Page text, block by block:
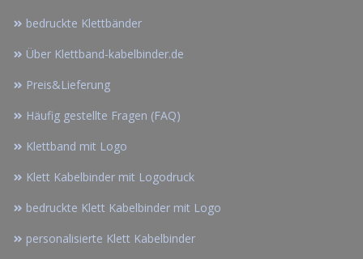
bedruckte Klettbänder
Über Klettband-kabelbinder.de
Preis&Lieferung
Häufig gestellte Fragen (FAQ)
Klettband mit Logo
Klett Kabelbinder mit Logodruck
bedruckte Klett Kabelbinder mit Logo
personalisierte Klett Kabelbinder